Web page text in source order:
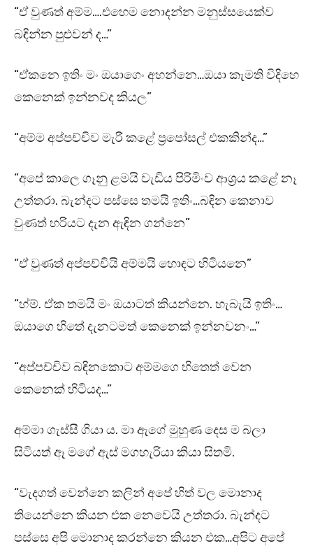
“ඒ වුණත් අම්ම….එහෙම නොදන්න මනුස්සයෙක්ව
බඳින්න පුළුවන් ද…”
“ඒකනෙ ඉතිං මං ඔයාගෙං අහන්නෙ…ඔයා කැමති විදිහෙ
කෙනෙක් ඉන්නවද කියල”
“අම්ම අප්පච්චිව මැරි කළේ ප්‍රපෝසල් එකකින්ද…”
“අපේ කාලෙ ගෑනු ළමයි වැඩිය පිරිමිංව ආශ්‍රය කළේ නෑ
උත්තරා. බැන්දට පස්සෙ තමයි ඉතිං…බඳින කෙනාව
වුණත් හරියට දැන ඇඳින ගන්නෙ”
“ඒ වුණත් අප්පච්චියි අම්මයි හොඳට හිටියනෙ”
“හ්ම්. ඒක තමයි මං ඔයාටත් කියන්නෙ. හැබැයි ඉතිං…
ඔයාගෙ හිතේ දැනටමත් කෙනෙක් ඉන්නවනං…”
“අප්පච්චිව බඳිනකොට අම්මගෙ හිතෙත් වෙන
කෙනෙක් හිටියද…”
අම්මා ගැස්සී ගියා ය. මා ඇගේ මුහුණ දෙස ම බලා
සිටියත් ඈ මගේ ඇස් මගහැරියා කියා සිතමි.
“වැදගත් වෙන්නෙ කලින් අපේ හිත් වල මොනාද
තියෙන්නෙ කියන එක නෙවෙයි උත්තරා. බැන්දට
පස්සෙ අපි මොනාද කරන්නෙ කියන එක…අපිට අපේ